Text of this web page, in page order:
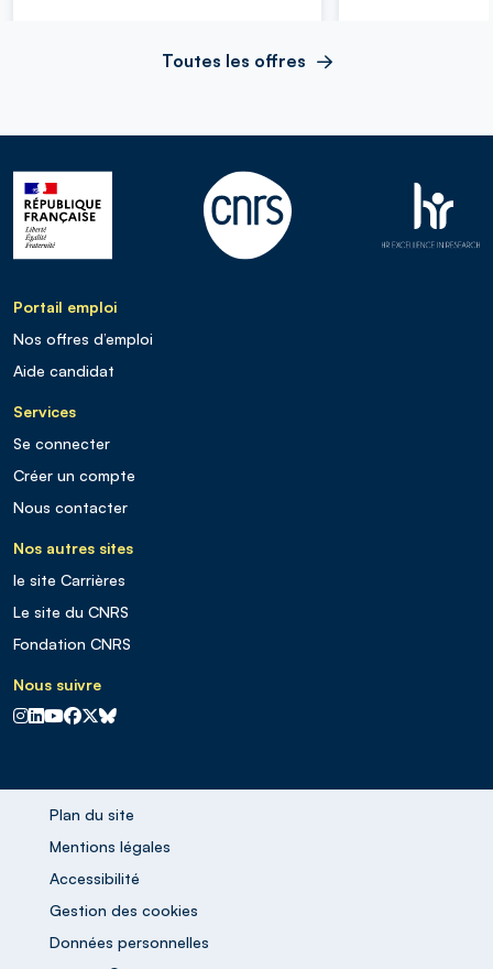
Toutes les offres
Portail emploi
Nos offres d’emploi
Aide candidat
Services
Se connecter
Créer un compte
Nous contacter
Nos autres sites
le site Carrières
Le site du CNRS
Fondation CNRS
Nous suivre
CNRS sur Instagram
CNRS sur Linkedin
CNRS sur Youtube
CNRS sur Facebook
CNRS sur X
CNRS sur Blus sky
Plan du site
Mentions légales
Accessibilité
Gestion des cookies
Données personnelles